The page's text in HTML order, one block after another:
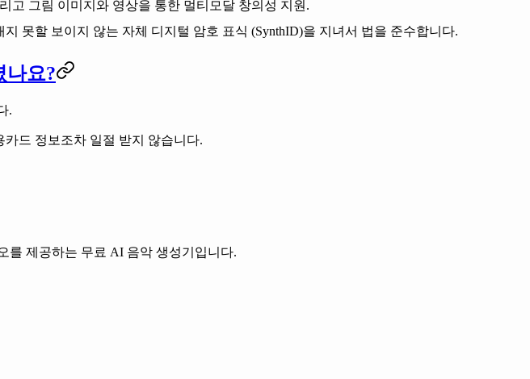
고 그림 이미지와 영상을 통한 멀티모달 창의성 지원.
못할 보이지 않는 자체 디지털 암호 표식 (SynthID)을 지녀서 법을 준수합니다.
나요?
.
드 정보조차 일절 받지 않습니다.
를 제공하는 무료 AI 음악 생성기입니다.